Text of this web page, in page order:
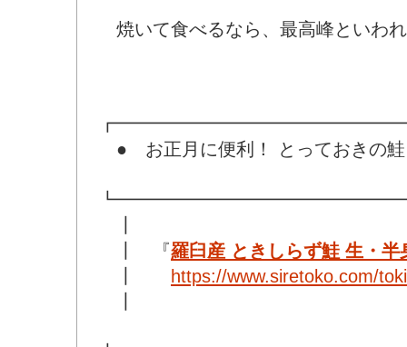
焼いて食べるなら、最高峰といわ
● お正月に便利！ とっておきの
┃ 『羅臼産 ときしらず鮭 生・半
https://www.siretoko.com/